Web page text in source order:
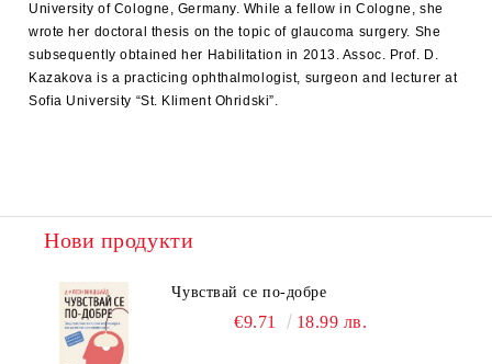
University of Cologne, Germany. While a fellow in Cologne, she
wrote her doctoral thesis on the topic of glaucoma surgery. She
subsequently obtained her Habilitation in 2013. Assoc. Prof. D.
Kazakova is a practicing ophthalmologist, surgeon and lecturer at
Sofia University “St. Kliment Ohridski”.
Нови продукти
Чувствай се по-добре
€9.71 18.99 лв.